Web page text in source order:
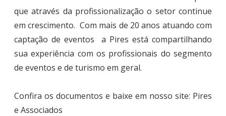
que através da profissionalização o setor continue
em crescimento. Com mais de 20 anos atuando com
captação de eventos a Pires está compartilhando
sua experiência com os profissionais do segmento
de eventos e de turismo em geral.
Confira os documentos e baixe em nosso site: Pires
e Associados